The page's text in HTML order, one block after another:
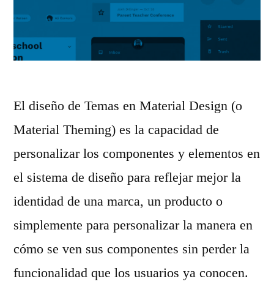
El diseño de Temas en Material Design (o
Material Theming) es la capacidad de
personalizar los componentes y elementos en
el sistema de diseño para reflejar mejor la
identidad de una marca, un producto o
simplemente para personalizar la manera en
cómo se ven sus componentes sin perder la
funcionalidad que los usuarios ya conocen.